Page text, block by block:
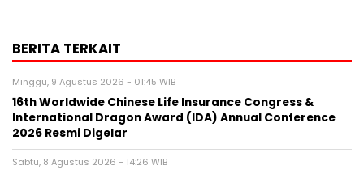
BERITA TERKAIT
Minggu, 9 Agustus 2026 - 01:45 WIB
16th Worldwide Chinese Life Insurance Congress &
International Dragon Award (IDA) Annual Conference
2026 Resmi Digelar
Sabtu, 8 Agustus 2026 - 14:26 WIB